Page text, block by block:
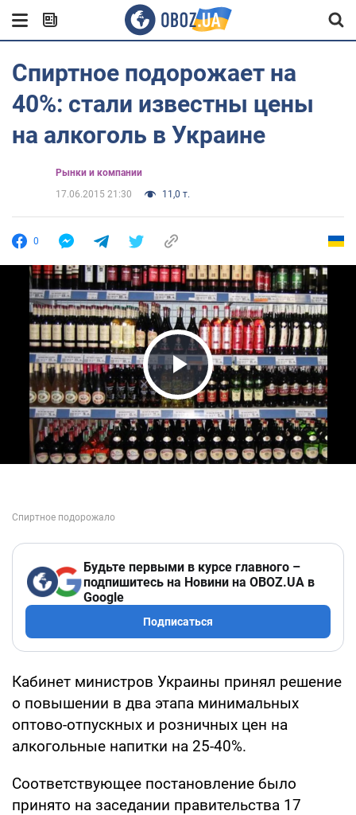
Спиртное подорожает на
40%: стали известны цены
на алкоголь в Украине
Рынки и компании
17.06.2015 21:30
11,0 т.
0
Play Video
Будьте первыми в курсе главного –
подпишитесь на Новини на OBOZ.UA в
Google
Подписаться
Кабинет министров Украины принял решение
о повышении в два этапа минимальных
оптово-отпускных и розничных цен на
алкогольные напитки на 25-40%.
Соответствующее постановление было
принято на заседании правительства 17